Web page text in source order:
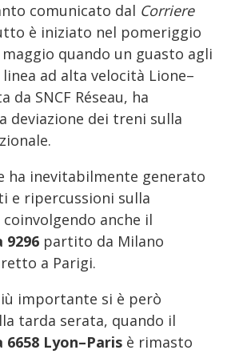
comunicato dal Corriere
è iniziato nel pomeriggio
quando un guasto agli
ad alta velocità Lione–
da SNCF Réseau, ha
deviazione dei treni sulla
ha inevitabilmente generato
e ripercussioni sulla
anche il
9296 partito da Milano
a Parigi.
importante si è però
tarda serata, quando il
6658 Lyon–Paris è rimasto